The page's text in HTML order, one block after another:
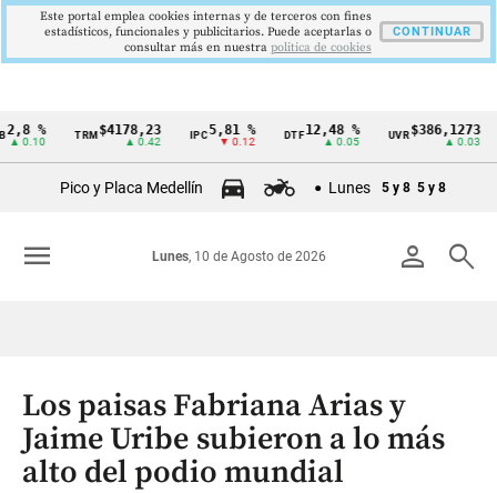
Cintillo
Colombia
TRM $4178,23
▲ 0.42
IPC 5,81 %
▼ 0.12
DTF 12,48 %
▲ 0.05
UVR $386,1273
▲ 0.03
Pico y Placa Medellín Lunes 5 y 8 5 y 8
person search
Lunes, 10 de Agosto de 2026
menu
Los paisas Fabriana Arias y
Jaime Uribe subieron a lo más
alto del podio mundial
Este portal emplea cookies internas y de terceros con fines
estadísticos, funcionales y publicitarios. Puede aceptarlas o
consultar más en nuestra politica de cookies
CONTINUAR